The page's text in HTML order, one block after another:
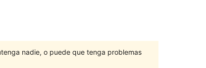
nadie, o puede que tenga problemas